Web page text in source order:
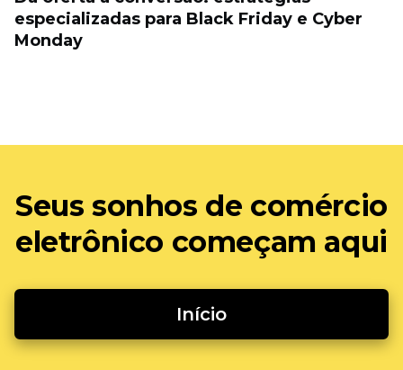
especializadas para Black Friday e Cyber ​​
Monday
Seus sonhos de comércio
eletrônico começam aqui
Início